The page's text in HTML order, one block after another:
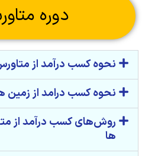
دوره
نحوه کسب درآمد از
نحوه کسب درامد از زمین
روش‌های کسب درآمد از
ها